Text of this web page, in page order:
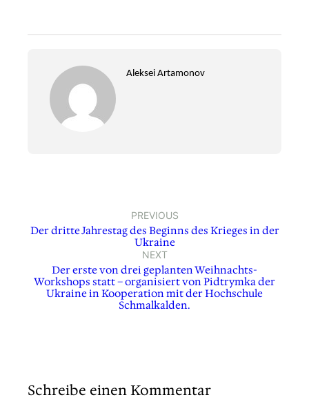
Aleksei Artamonov
PREVIOUS
Der dritte Jahrestag des Beginns des Krieges in der
Ukraine
NEXT
Der erste von drei geplanten Weihnachts-
Workshops statt – organisiert von Pidtrymka der
Ukraine in Kooperation mit der Hochschule
Schmalkalden.
Schreibe einen Kommentar